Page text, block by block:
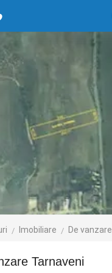
Imobiliare De vanzare
Tarnaveni